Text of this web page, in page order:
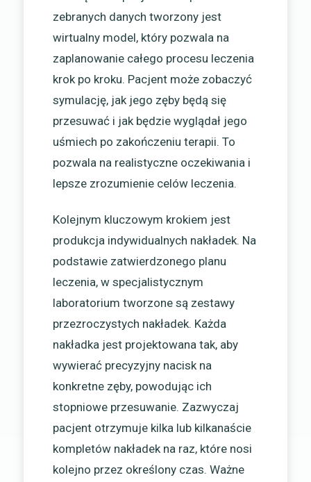
zebranych danych tworzony jest
wirtualny model, który pozwala na
zaplanowanie całego procesu leczenia
krok po kroku. Pacjent może zobaczyć
symulację, jak jego zęby będą się
przesuwać i jak będzie wyglądał jego
uśmiech po zakończeniu terapii. To
pozwala na realistyczne oczekiwania i
lepsze zrozumienie celów leczenia.
Kolejnym kluczowym krokiem jest
produkcja indywidualnych nakładek. Na
podstawie zatwierdzonego planu
leczenia, w specjalistycznym
laboratorium tworzone są zestawy
przezroczystych nakładek. Każda
nakładka jest projektowana tak, aby
wywierać precyzyjny nacisk na
konkretne zęby, powodując ich
stopniowe przesuwanie. Zazwyczaj
pacjent otrzymuje kilka lub kilkanaście
kompletów nakładek na raz, które nosi
kolejno przez określony czas. Ważne